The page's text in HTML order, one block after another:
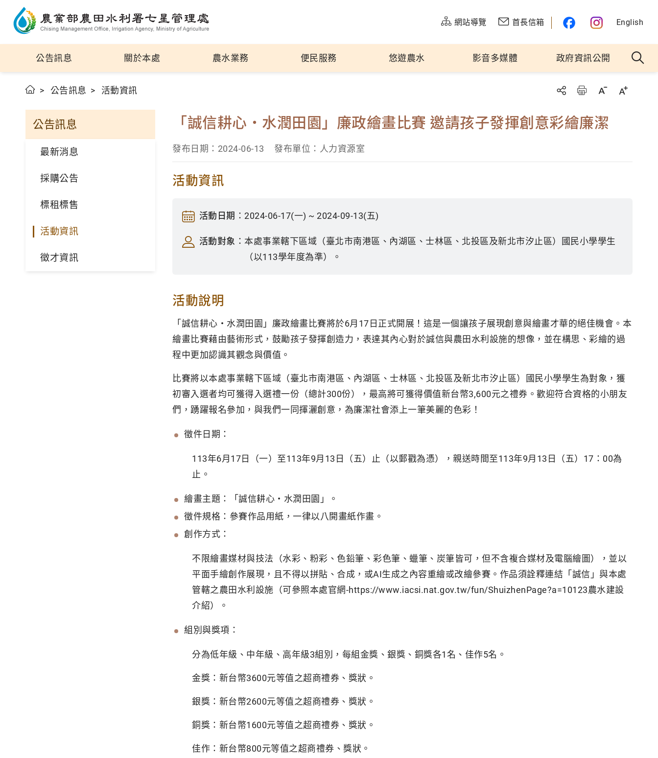
網站導覽 首長信箱 English
公告訊息 關於本處 農水業務 便民服務 悠遊農水 影音多媒體 政府資訊公開
公告訊息 活動資訊
公告訊息
最新消息
採購公告
標租標售
活動資訊
徵才資訊
「誠信耕心‧水潤田園」廉政繪畫比賽 邀請孩子發揮創意彩繪廉潔
發布日期：2024-06-13 發布單位：人力資源室
活動資訊
活動日期： 2024-06-17(一) ~ 2024-09-13(五)
活動對象： 本處事業轄下區域（臺北市南港區、內湖區、士林區、北投區及新北市汐止區）國民小學學生
（以113學年度為準）。
活動說明
「誠信耕心‧水潤田園」廉政繪畫比賽將於6月17日正式開展！這是一個讓孩子展現創意與繪畫才華的絕佳機會。本
繪畫比賽藉由藝術形式，鼓勵孩子發揮創造力，表達其內心對於誠信與農田水利設施的想像，並在構思、彩繪的過
程中更加認識其觀念與價值。
比賽將以本處事業轄下區域（臺北市南港區、內湖區、士林區、北投區及新北市汐止區）國民小學學生為對象，獲
初審入選者均可獲得入選禮一份（總計300份），最高將可獲得價值新台幣3,600元之禮券。歡迎符合資格的小朋友
們，踴躍報名參加，與我們一同揮灑創意，為廉潔社會添上一筆美麗的色彩！
徵件日期：
113年6月17日（一）至113年9月13日（五）止（以郵戳為憑），親送時間至113年9月13日（五）17：00為
止。
繪畫主題：「誠信耕心‧水潤田園」。
徵件規格：參賽作品用紙，一律以八開畫紙作畫。
創作方式：
不限繪畫媒材與技法（水彩、粉彩、色鉛筆、彩色筆、蠟筆、炭筆皆可，但不含複合媒材及電腦繪圖），並以
平面手繪創作展現，且不得以拼貼、合成，或AI生成之內容重繪或改繪參賽。作品須詮釋連結「誠信」與本處
管轄之農田水利設施（可參照本處官網-https://www.iacsi.nat.gov.tw/fun/ShuizhenPage?a=10123農水建設
介紹）。
組別與獎項：
分為低年級、中年級、高年級3組別，每組金獎、銀獎、銅獎各1名、佳作5名。
金獎：新台幣3600元等值之超商禮券、獎狀。
銀獎：新台幣2600元等值之超商禮券、獎狀。
銅獎：新台幣1600元等值之超商禮券、獎狀。
佳作：新台幣800元等值之超商禮券、獎狀。